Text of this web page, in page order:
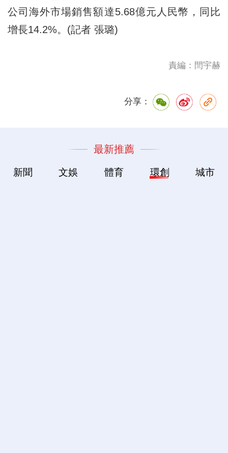
公司海外市場銷售額達5.68億元人民幣，同比
增長14.2%。(記者 張璐)
責編：閆宇赫
分享：
最新推薦
新聞 文娛 體育 環創 城市